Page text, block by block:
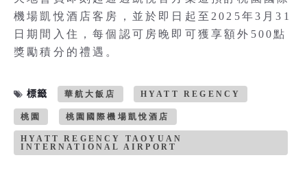
機場凱悅酒店客房，並於即日起至2025年3月31
日期間入住，每個認可房晚即可獲享額外500點
獎勵積分的禮遇。
標籤 華航大飯店 HYATT REGENCY
桃園 桃園國際機場凱悅酒店
HYATT REGENCY TAOYUAN
INTERNATIONAL AIRPORT